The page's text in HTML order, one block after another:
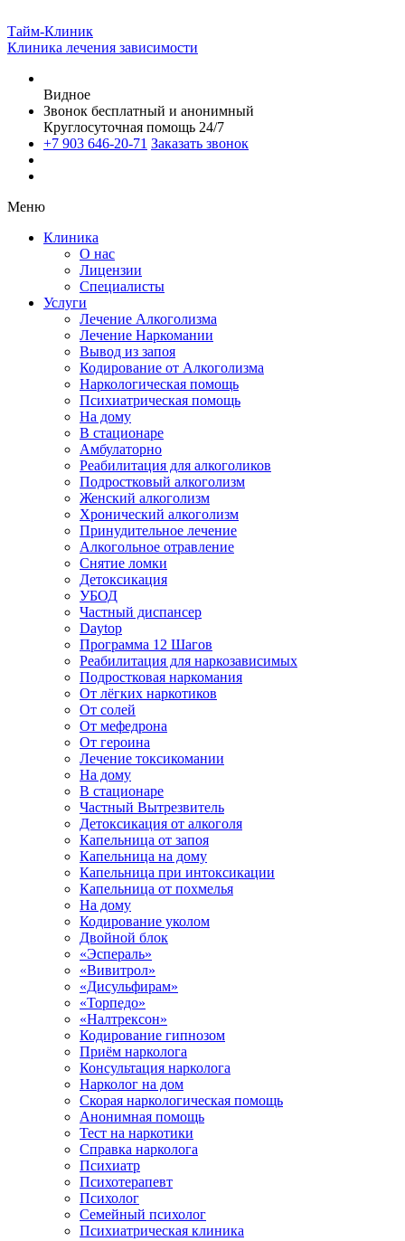
Тайм-Клиник
Клиника лечения зависимости
Видное
Звонок бесплатный и анонимный
Круглосуточная помощь 24/7
+7 903 646-20-71 Заказать звонок
Меню
Клиника
О нас
Лицензии
Специалисты
Услуги
Лечение Алкоголизма
Лечение Наркомании
Вывод из запоя
Кодирование от Алкоголизма
Наркологическая помощь
Психиатрическая помощь
На дому
В стационаре
Амбулаторно
Реабилитация для алкоголиков
Подростковый алкоголизм
Женский алкоголизм
Хронический алкоголизм
Принудительное лечение
Алкогольное отравление
Снятие ломки
Детоксикация
УБОД
Частный диспансер
Daytop
Программа 12 Шагов
Реабилитация для наркозависимых
Подростковая наркомания
От лёгких наркотиков
От солей
От мефедрона
От героина
Лечение токсикомании
На дому
В стационаре
Частный Вытрезвитель
Детоксикация от алкоголя
Капельница от запоя
Капельница на дому
Капельница при интоксикации
Капельница от похмелья
На дому
Кодирование уколом
Двойной блок
«Эспераль»
«Вивитрол»
«Дисульфирам»
«Торпедо»
«Налтрексон»
Кодирование гипнозом
Приём нарколога
Консультация нарколога
Нарколог на дом
Скорая наркологическая помощь
Анонимная помощь
Тест на наркотики
Справка нарколога
Психиатр
Психотерапевт
Психолог
Семейный психолог
Психиатрическая клиника